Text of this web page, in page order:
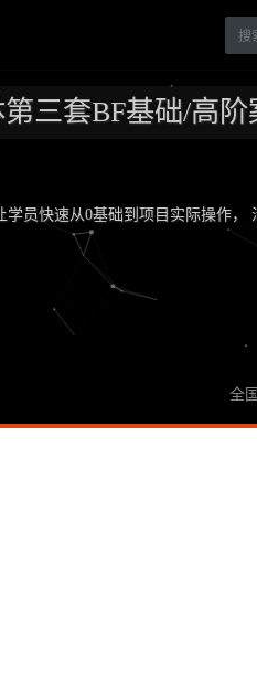
三套BF基础/高
员快速从0基础到项目实际操作，
全